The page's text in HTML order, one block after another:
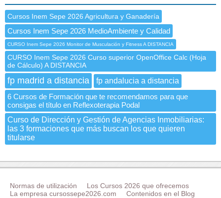
Cursos Inem Sepe 2026 Agricultura y Ganadería
Cursos Inem Sepe 2026 MedioAmbiente y Calidad
CURSO Inem Sepe 2026 Monitor de Musculación y Fitness A DISTANCIA
CURSO Inem Sepe 2026 Curso superior OpenOffice Calc (Hoja
de Cálculo) A DISTANCIA
fp madrid a distancia
fp andalucia a distancia
6 Cursos de Formación que te recomendamos para que
consigas el título en Reflexoterapia Podal
Curso de Dirección y Gestión de Agencias Inmobiliarias:
las 3 formaciones que más buscan los que quieren
titularse
Normas de utilización
Los Cursos 2026 que ofrecemos
La empresa cursossepe2026.com
Contenidos en el Blog